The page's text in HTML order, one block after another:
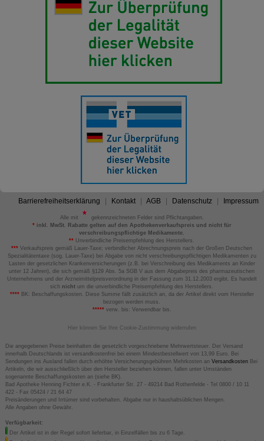
Barrierefreiheitserklärung Kontakt AGB Datenschutz Impressum
Alle mit
gekennzeichneten Felder sind Pflichtangaben.
*inkl. MwSt. Rabatte gelten auf den Apothekenverkaufspreis und nicht für
verschreibungspflichtige Medikamente.
** Unverbindliche Preisempfehlung des Herstellers.
*** Verkaufspreis gemäß Lauer-Taxe; verbindlicher Abrechnungspreis nach der Großen Deutschen
Spezialitätentaxe (sog. Lauer-Taxe) bei Abgabe von nicht verschreibungspflichtigen Medikamenten zu
Lasten der gesetzlichen Krankenversicherungen (z.B. bei Verschreibung des Medikaments an Kinder
unter 12 Jahren), die sich gemäß §129 Abs. 5a SGB V aus dem Abgabepreis des pharmazeutischen
Unternehmens und der Arzneimittelpreisverordnung in der Fassung zum 31.12.2003 ergibt. Es handelt
sich nicht um die unverbindliche Preisempfehlung des Herstellers.
****BK: Beschaffungskosten. Diese Summe fällt zusätzlich an, da der Artikel direkt vom Hersteller
bezogen werden muss.
*****verw. bis: Verwendbar bis.
Hier können Sie Ihre Cookie-Zustimmung widerrufen
Die angegebenen Preise beinhalten die gesetzlich vorgeschriebene Mehrwertsteuer. Der Versand
innerhalb Deutschlands ist versandkostenfrei bei einem Mindestbestellwert von 13,99 Euro. Bei
Sendungen ins Ausland fallen durch erhöhte Versicherungsgebühren Mehrkosten an VersandkostenBei
Artikeln, die wir ausschließlich über den Hersteller beziehen können, fallen unter Umständen
sogenannte Beschaffungskosten an (siehe BK).
Bad Apotheke Henning Fichter e.K. - Frankfurter Str. 27 - 49214 Bad Rothenfelde - Tel 0800 / 10 11
422 - Fax 05424 / 21 64 47
Preisänderungen und Irrtümer sind vorbehalten. Abgabe nur in haushaltsüblichen Mengen.
Alle Angaben ohne Gewähr.
Verfügbarkeit:
Der Artikel ist in der Regel sofort lieferbar, in Einzelfällen bis zu 6 Tage.